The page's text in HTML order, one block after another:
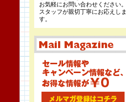
お気軽にお問い合わせください。
スタッフが親切丁寧にお応えしま
す。